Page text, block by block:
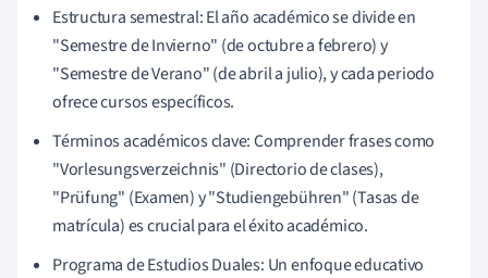
Estructura semestral: El año académico se divide en
"Semestre de Invierno" (de octubre a febrero) y
"Semestre de Verano" (de abril a julio), y cada periodo
ofrece cursos específicos.
Términos académicos clave: Comprender frases como
"Vorlesungsverzeichnis" (Directorio de clases),
"Prüfung" (Examen) y "Studiengebühren" (Tasas de
matrícula) es crucial para el éxito académico.
Programa de Estudios Duales: Un enfoque educativo